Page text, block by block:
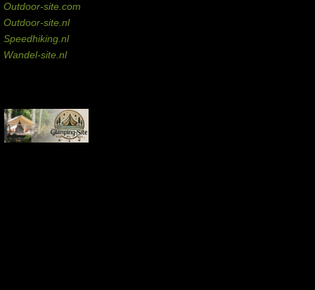
Outdoor-site.com
Outdoor-site.nl
Speedhiking.nl
Wandel-site.nl